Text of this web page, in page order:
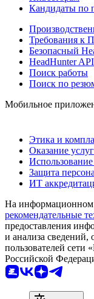
Кандидаты по
Требования к
Безопасный
HeadHunter API
Поиск работы
Поиск по
Мобильное
Этика и
Оказание услуг
Использование
Защита
ИТ
На информационном
рекомендательные
предоставления
и анализа сведений,
пользователей сети
Российской